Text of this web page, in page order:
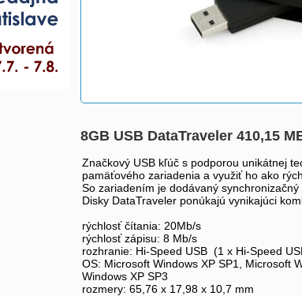
8GB USB DataTraveler 410,15
Značkový USB kľúč s podporou unikátnej
pamäťového zariadenia a využiť ho ako
So zariadením je dodávaný
Disky DataTraveler ponúkajú vynikajúci
rýchlosť čítania: 20Mb/s
rýchlosť zápisu: 8 Mb/s
rozhranie: Hi-Speed USB (1 x Hi-Speed
OS: Microsoft Windows XP SP1, Microsoft
Windows XP SP3
rozmery: 65,76 x 17,98 x 10,7 mm